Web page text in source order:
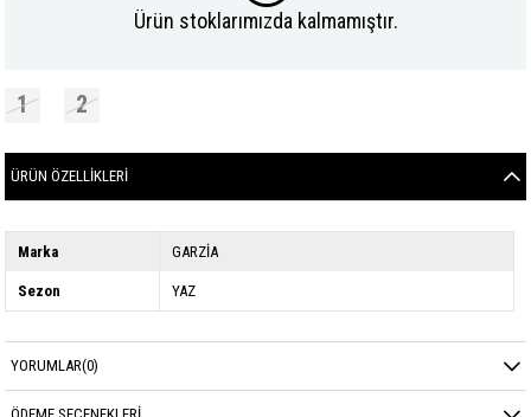
Ürün stoklarımızda kalmamıştır.
1 2
ÜRÜN ÖZELLIKLERI
Marka GARZİA
Sezon YAZ
YORUMLAR(0)